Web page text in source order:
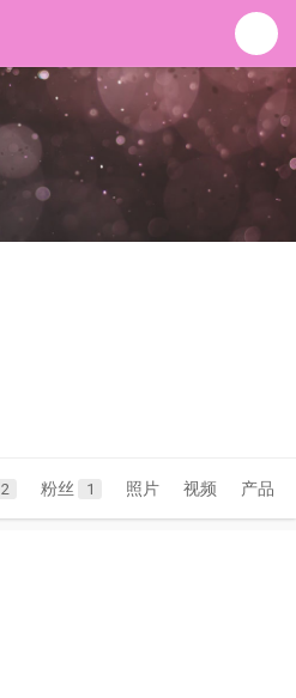
2 粉丝 1 照片 视频 产品